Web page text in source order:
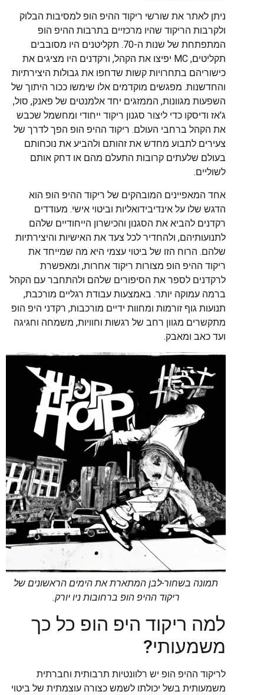
ניתן לאתר את שורשי ריקוד ההיפ הופ למסיבות הבלוק
ולקרבות הריקוד שהיו מרכזיים בתרבות ההיפ הופ
המתפתחת של שנות ה-70. תקליטנים היו מסובבים
תקליטים, MC יפיצו את הקהל, ורקדנים היו מציגים את
כישוריהם בתחרויות קשות שדחפו את גבולות היצירתיות
והחדשנות. מפגשים מוקדמים אלו שימשו ככור היתוך של
השפעות מגוונות, הממזגים יחד אלמנטים של פאנק, סול,
ג'אז ודיסקו כדי ליצור סגנון ריקוד ייחודי ומחשמל שכבש
את הקהל ברחבי העולם. ריקוד ההיפ הופ הפך לדרך של
צעירים לתבוע מחדש את זהותם ולהביע את נוכחותם
בעולם שלעתים קרובות התעלם מהם או דחק אותם
לשוליים.
אחד המאפיינים המובהקים של ריקוד ההיפ הופ הוא
הדגש שלו על אינדיבידואליות וביטוי אישי. מעודדים
רקדנים להביא את הסגנון והכישרון הייחודיים שלהם
לתנועותיהם, ולהחדיר לכל צעד את האישיות והיצירתיות
שלהם. הרוח הזו של ביטוי עצמי היא מה שמייחד את
ריקוד ההיפ הופ מצורות ריקוד אחרות, ומאפשרת
לרקדנים לספר את הסיפורים שלהם ולהתחבר עם הקהל
ברמה עמוקה יותר. באמצעות עבודת רגליים מורכבת,
תנועות גוף זורמות ומחוות ידיים מורכבות, רקדני היפ הופ
מתקשרים מגוון רחב של רגשות וחוויות, משמחה וחגיגה
ועד כאב ומאבק.
תמונה בשחור-לבן המתארת את הימים הראשונים של
ריקוד ההיפ הופ ברחובות ניו יורק.
למה ריקוד היפ הופ כל כך
משמעותי?
לריקוד ההיפ הופ יש רלוונטיות תרבותית וחברתית
משמעותית בשל יכולתו לשמש כצורה עוצמתית של ביטוי